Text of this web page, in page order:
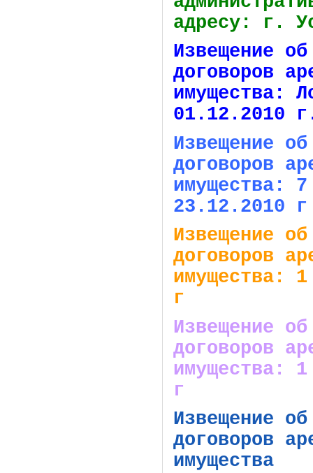
адресу: г.
Извещение
договоров
имущества:
01.12.2010
Извещение
договоров
имущества:
23.12.2010 г
Извещение
договоров
имущества:
г
Извещение
договоров
имущества:
г
Извещение
договоров
имущества